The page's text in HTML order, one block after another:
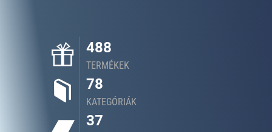
488
TERMÉKEK
78
KATEGÓRIÁK
37